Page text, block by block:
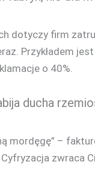
dotyczy firm
Przykładem
o 40%.
ducha
–
. Cyfryzacja zwraca